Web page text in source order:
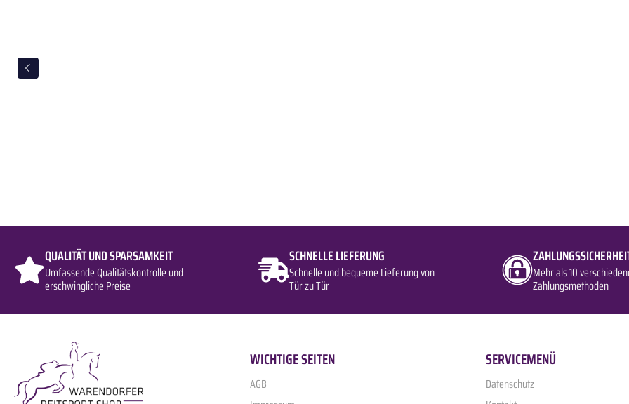
QUALITÄT UND SPARSAMKEIT
Umfassende Qualitätskontrolle und
erschwingliche Preise
SCHNELLE LIEFERUNG
Schnelle und bequeme Lieferung von
Tür zu Tür
Mehr als 10
Zahlungsmethoden
WICHTIGE SEITEN
AGB
SERVICEMENÜ
Datenschutz